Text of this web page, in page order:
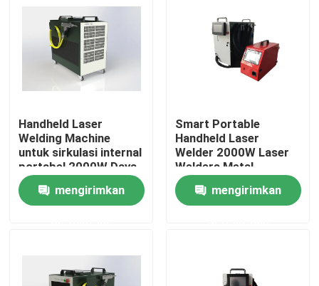
Rumah
Produk
Handheld Laser
Welding Machine
untuk sirkulasi internal
portabel 2000W Daya
mengirimkan
Smart Portable
Handheld Laser
Welder 2000W Laser
Welders Metal
Stainless Steel Laser
Mesin Pengelasan
mengirimkan